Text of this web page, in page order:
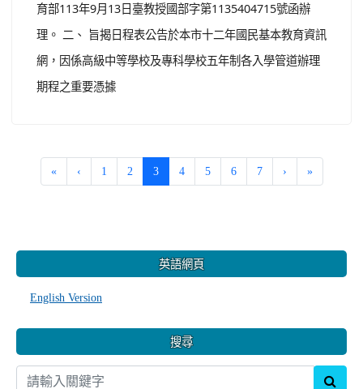
育部113年9月13日臺教授國部字第1135404715號函辦
理。 二、 旨揭日程表公告於本市十二年國民基本教育資訊
網，因係高級中等學校及專科學校五年制各入學管道辦理
期程之重要憑據
« ‹ 1 2 3(current)
4 5 6 7 › »
英語網頁
English Version
搜尋